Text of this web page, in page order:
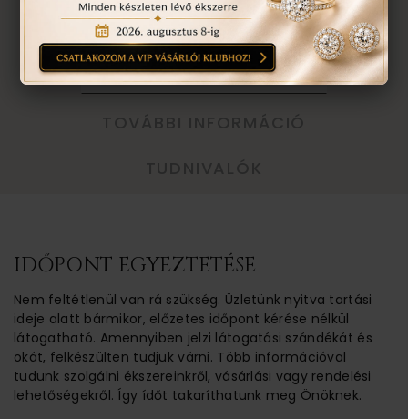
VISSZA A TERMÉKEKHEZ
EGYEZTETÉS
IDŐPONT EGYEZTETÉSE
Nem feltétlenül van rá szükség. Üzletünk nyitva tartási
ideje alatt bármikor, előzetes időpont kérése nélkül
látogatható. Amennyiben jelzi látogatási szándékát és
okát, felkészülten tudjuk várni. Több információval
tudunk szolgálni ékszereinkről, vásárlási vagy rendelési
lehetőségekről. Így ídőt takaríthatunk meg Önöknek.